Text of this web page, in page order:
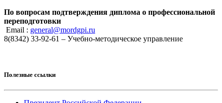
По вопросам подтверждения диплома о профессиональной
переподготовки
Email : general@mordgpi.ru
8(8342) 33-92-61 – Учебно-методическое управление
Полезные ссылки